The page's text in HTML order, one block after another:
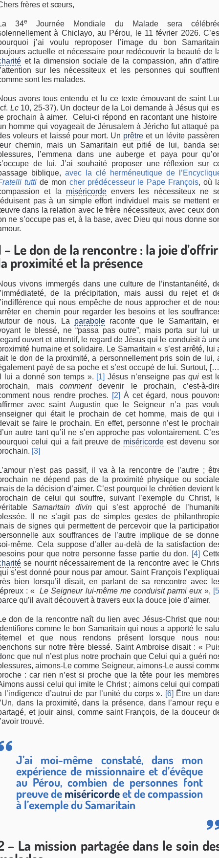
frères et sœurs,
34e
Journée Mondiale du Malade sera
à Chiclayo, au Pérou, le 11 février 2026.
j’ai voulu reproposer l’image du bon
actuelle et nécessaire pour redécouvrir la beauté de
et la dimension sociale de la compassion, afin
sur les nécessiteux et les personnes qui
sont les malades.
avons tous entendu et lu ce texte émouvant de saint
Lc 10, 25-37). Un docteur de la Loi demande à Jésus qui
prochain à aimer. Celui-ci répond en racontant une histoire
homme qui voyageait de Jérusalem à Jéricho fut attaqué
voleurs et laissé pour mort. Un prêtre et un lévite
chemin, mais un Samaritain eut pitié de lui, banda
l’emmena dans une auberge et paya pour
de lui. J’ai souhaité proposer une réflexion sur
biblique, avec la clé herméneutique de
tutti de mon cher prédécesseur le Pape François, où
et la miséricordeenvers les nécessiteux ne
pas à un simple effort individuel mais se mettent
dans la relation avec le frère nécessiteux, avec ceux
ne s’occupe pas et, à la base, avec Dieu qui nous donne
– Le don de la rencontre : la joie d’offrir
proximité et la présence
vivons immergés dans une culture de l’instantanéité,
de la précipitation, mais aussi du rejet et
qui nous empêche de nous approcher et de
en chemin pour regarder les besoins et les
de nous. La paraboleraconte que le Samaritain,
le blessé, ne “passa pas outre”, mais porta sur lui
ouvert et attentif, le regard de Jésus qui le conduisit à
humaine et solidaire. Le Samaritain « s’est arrêté, lui
le don de la proximité, a personnellement pris soin de lui,
payé de sa poche et s’est occupé de lui. Surtout,
lui a donné son temps ».
[1] Jésus n’enseigne pasqui est
maiscommentdevenir le prochain, c’est-à-
nous rendre proches.
[2]
À cet égard, nous
avec saint Augustin que le Seigneur n’a pas
qui était le prochain de cet homme, mais de qui
se faire le prochain. En effet, personne n’est le
autre tant qu’il ne s’en approche pas volontairement.
celui qui a fait preuve de miséricorde est devenu
[3]
n’est pas passif, il va à la rencontre de l’autre ;
ne dépend pas de la proximité physique ou
de la décision d’aimer. C’est pourquoi le chrétien devient
de celui qui souffre, suivant l’exemple du Christ,
Samaritain divinqui s’est approché de
Il ne s’agit pas de simples gestes de
de signes qui permettent de percevoir que la
aux souffrances de l’autre implique de se
même. Cela suppose d’aller au-delà de la satisfaction
pour que notre personne fasse partie du don.
[4]
se nourrit nécessairement de la rencontre avec le
s’est donné pour nous par amour. Saint François
bien lorsqu’il disait, en parlant de sa rencontre avec
: «Le Seigneur lui-même me conduisit parmi eux»,
qu’il avait découvert à travers eux la douce joie d’aimer.
don de la rencontre naît du lien avec Jésus-Christ que
comme le bon Samaritain qui nous a apporté le
et que nous rendons présent lorsque nous
sur notre frère blessé. Saint Ambroise disait : «
que nul n’est plus notre prochain que Celui qui a guéri
aimons-Le comme Seigneur, aimons-Le aussi
: car rien n’est si proche que la tête pour les
aussi celui qui imite le Christ ; aimons celui qui
l’indigence d’autrui de par l’unité du corps ».
[6]
Être un
dans la proximité, dans la présence, dans l’amour reçu
et jouir ainsi, comme saint François, de la douceur
trouvé.
J’ai moi-même constaté, dans mon
expérience de missionnaire et d’évêque
au Pérou, combien de personnes font
preuve de miséricordeet de compassion
à l’exemple du Samaritain
– La mission partagée dans le soin